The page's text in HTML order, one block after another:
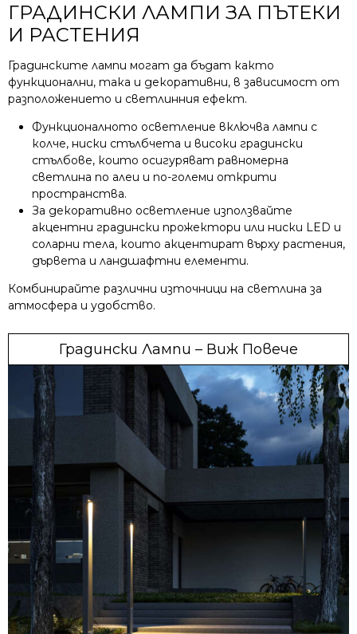
ГРАДИНСКИ ЛАМПИ ЗА ПЪТЕКИ
И РАСТЕНИЯ
Градинските лампи могат да бъдат както
функционални, така и декоративни, в зависимост от
разположението и светлинния ефект.
Функционалното осветление включва лампи с
колче, ниски стълбчета и високи градински
стълбове, които осигуряват равномерна
светлина по алеи и по-големи открити
пространства.
За декоративно осветление използвайте
акцентни градински прожектори или ниски LED и
соларни тела, които акцентират върху растения,
дървета и ландшафтни елементи.
Комбинирайте различни източници на светлина за
атмосфера и удобство.
Градински Лампи – Виж Повече